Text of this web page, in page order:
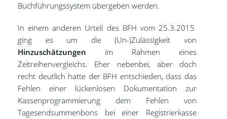
Buchführungssystem übergeben werden.
In einem anderen Urteil des BFH vom 25.3.2015
ging es um die (Un-)Zulässigkeit von
Hinzuschätzungen im Rahmen eines
Zeitreihenvergleichs. Eher nebenbei, aber doch
recht deutlich hatte der BFH entschieden, dass das
Fehlen einer lückenlosen Dokumentation zur
Kassenprogrammierung dem Fehlen von
Tagesendsummenbons bei einer Registrierkasse